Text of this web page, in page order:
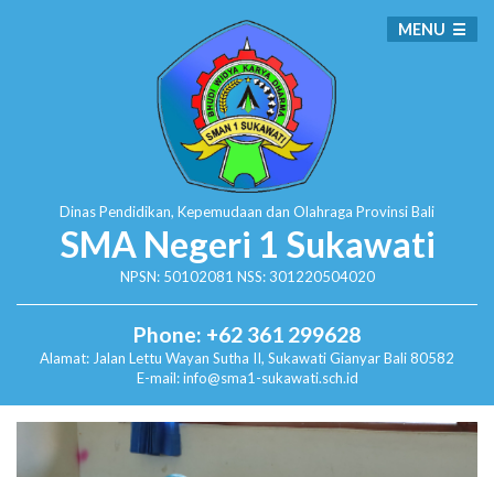
Dinas Pendidikan, Kepemudaan dan Olahraga Provinsi Bali
SMA Negeri 1 Sukawati
NPSN: 50102081 NSS: 301220504020
Phone: +62 361 299628
Alamat: Jalan Lettu Wayan Sutha II, SukawatiGianyar Bali 80582
E-mail: info@sma1-sukawati.sch.id
MENU